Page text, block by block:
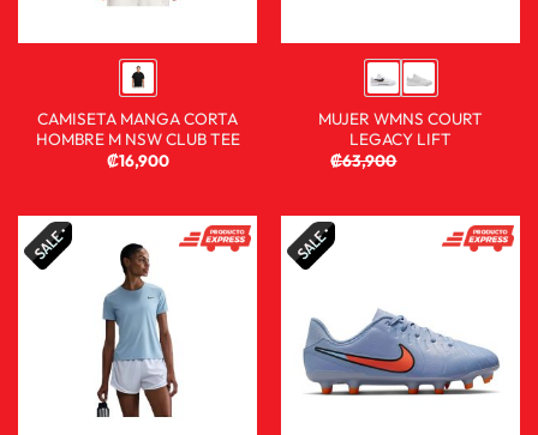
CAMISETA MANGA CORTA
HOMBRE M NSW CLUB TEE
₡16,900
MUJER WMNS COURT
LEGACY LIFT
₡63,900